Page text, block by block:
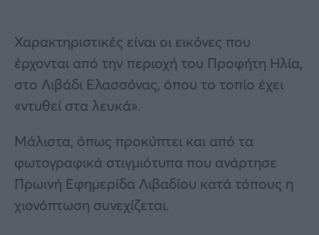
Χαρακτηριστικές είναι οι εικόνες που
έρχονται από την περιοχή του Προφήτη Ηλία,
στο Λιβάδι Ελασσόνας, όπου το τοπίο έχει
«ντυθεί στα λευκά».
Μάλιστα, όπως προκύπτει και από τα
φωτογραφικά στιγμιότυπα που ανάρτησε
Πρωινή Εφημερίδα Λιβαδίου κατά τόπους η
χιονόπτωση συνεχίζεται.